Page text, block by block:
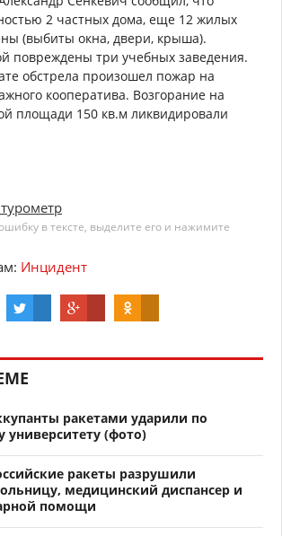
2 частных дома, еще 12 жилых
(выбиты окна, двери, крыша).
повреждены три учебных заведения.
обстрела произошел пожар на
кооператива. Возгорание на
площади 150 кв.м ликвидировали
в тексте, выделите его и нажимите
Инцидент
ракетами ударили по
университету (фото)
ракеты разрушили
медицинский диспансер и
помощи